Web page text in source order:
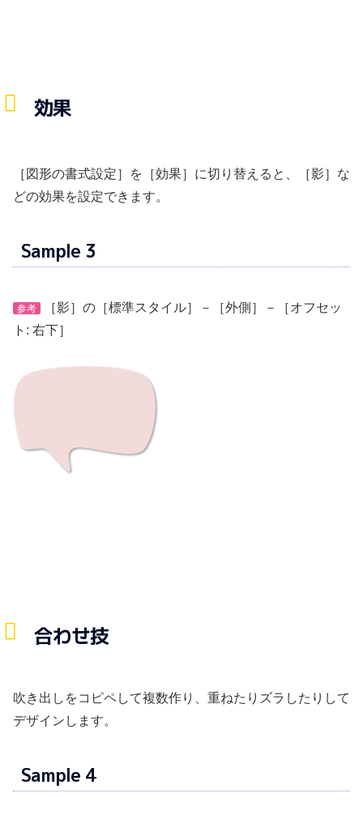
効果
［図形の書式設定］を［効果］に切り替えると、［影］な
どの効果を設定できます。
Sample 3
参考
［影］の［標準スタイル］－［外側］－［オフセッ
ト: 右下］
合わせ技
吹き出しをコピペして複数作り、重ねたりズラしたりして
デザインします。
Sample 4